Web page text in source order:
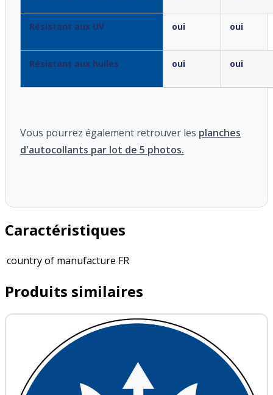
Résistant aux UV oui oui
Résistant aux huiles oui oui
Vous pourrez également retrouver les planches
d'autocollants par lot de 5 photos.
Caractéristiques
country of manufacture FR
Produits similaires